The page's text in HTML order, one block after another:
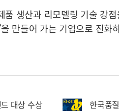
생산과 리모델링 기술 강
을 만들어 가는 기업으로 진화
대상 수상 한국품